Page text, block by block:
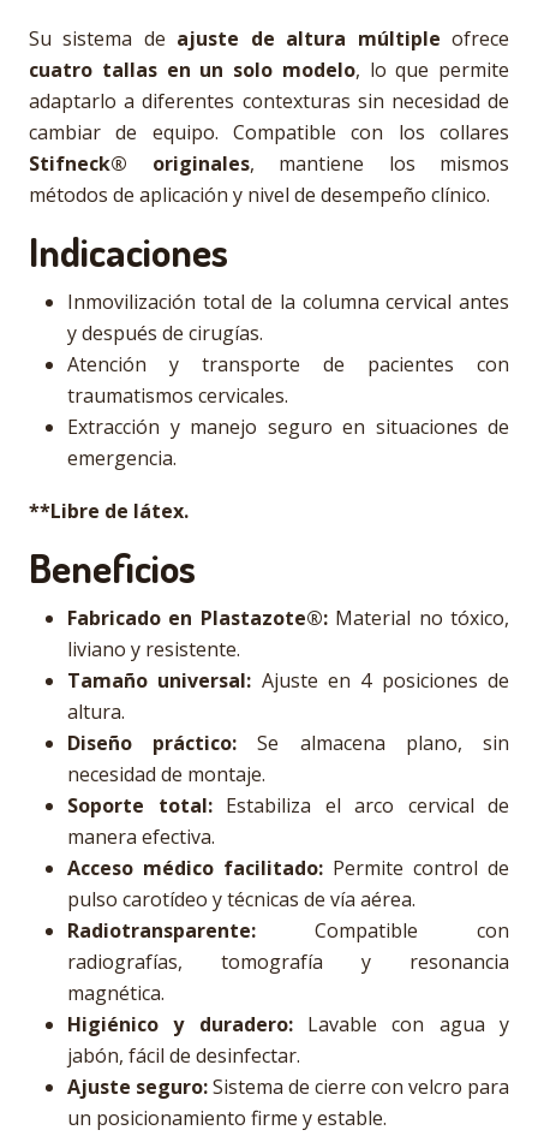
Su sistema de ajuste de altura múltiple ofrece
cuatro tallas en un solo modelo, lo que permite
adaptarlo a diferentes contexturas sin necesidad de
cambiar de equipo. Compatible con los collares
Stifneck® originales, mantiene los mismos
métodos de aplicación y nivel de desempeño clínico.
Indicaciones
Inmovilización total de la columna cervical antes
y después de cirugías.
Atención y transporte de pacientes con
traumatismos cervicales.
Extracción y manejo seguro en situaciones de
emergencia.
**Libre de látex.
Beneficios
Fabricado en Plastazote®:Material no tóxico,
liviano y resistente.
Tamaño universal: Ajuste en 4 posiciones de
altura.
Diseño práctico: Se almacena plano, sin
necesidad de montaje.
Soporte total:Estabiliza el arco cervical de
manera efectiva.
Acceso médico facilitado: Permite control de
pulso carotídeo y técnicas de vía aérea.
Radiotransparente: Compatible con
radiografías, tomografía y resonancia
magnética.
Higiénico y duradero:Lavable con agua y
jabón, fácil de desinfectar.
Ajuste seguro:Sistema de cierre con velcro para
un posicionamiento firme y estable.